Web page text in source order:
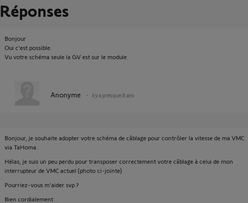
Réponses
Bonjour
Oui c'est possible.
Vu votre schéma seule la GV est sur le module
Anonyme il y a presque 8 ans
Bonjour, je souhaite adopter votre schéma de câblage pour contrôler la vitesse de ma VMC
via TaHoma.
Hélas, je suis un peu perdu pour transposer correctement votre câblage à celui de mon
interrupteur de VMC actuel (photo ci-jointe)
Pourriez-vous m'aider svp ?
Bien cordialement